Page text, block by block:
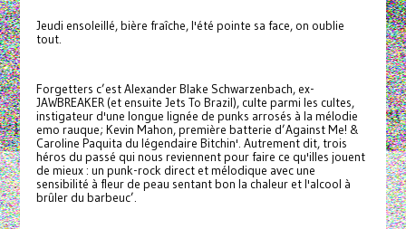
Jeudi ensoleillé, bière fraîche, l'été pointe sa face, on oublie
tout.
Forgetters c’est Alexander Blake Schwarzenbach, ex-
JAWBREAKER (et ensuite Jets To Brazil), culte parmi les cultes,
instigateur d'une longue lignée de punks arrosés à la mélodie
emo rauque; Kevin Mahon, première batterie d’Against Me! &
Caroline Paquita du légendaire Bitchin'. Autrement dit, trois
héros du passé qui nous reviennent pour faire ce qu'illes jouent
de mieux : un punk-rock direct et mélodique avec une
sensibilité à fleur de peau sentant bon la chaleur et l'alcool à
brûler du barbeuc’.